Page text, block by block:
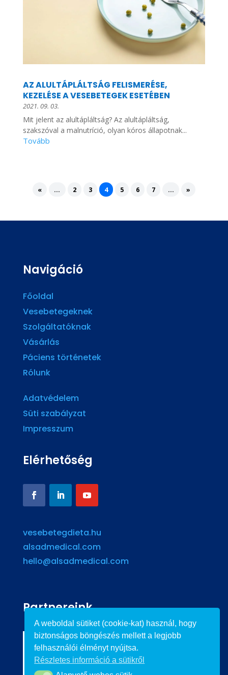
AZ ALULTÁPLÁLTSÁG FELISMERÉSE,
KEZELÉSE A VESEBETEGEK ESETÉBEN
2021. 09. 03.
Mit jelent az alultápláltság? Az alultápláltság,
szakszóval a malnutríció, olyan kóros állapotnak...
« ... 2 3 4 5 6 7 ... »
Navigáció
Főoldal
Vesebetegeknek
Szolgáltatóknak
Vásárlás
Páciens történetek
Rólunk
Adatvédelem
Süti szabályzat
Impresszum
Elérhetőség
vesebetegdieta.hu
alsadmedical.com
hello@alsadmedical.com
Partnereink
A weboldal sütiket (cookie-kat) használ, hogy
biztonságos böngészés mellett a legjobb
felhasználói élményt nyújtsa.
Részletes információ a sütikről